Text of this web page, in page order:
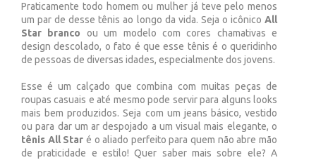
Praticamente todo homem ou mulher já teve pelo menos
um par de desse tênis ao longo da vida. Seja o icônico All
Star branco ou um modelo com cores chamativas e
design descolado, o fato é que esse tênis é o queridinho
de pessoas de diversas idades, especialmente dos jovens.
Esse é um calçado que combina com muitas peças de
roupas casuais e até mesmo pode servir para alguns looks
mais bem produzidos. Seja com um jeans básico, vestido
ou para dar um ar despojado a um visual mais elegante, o
tênis All Star é o aliado perfeito para quem não abre mão
de praticidade e estilo! Quer saber mais sobre ele? A